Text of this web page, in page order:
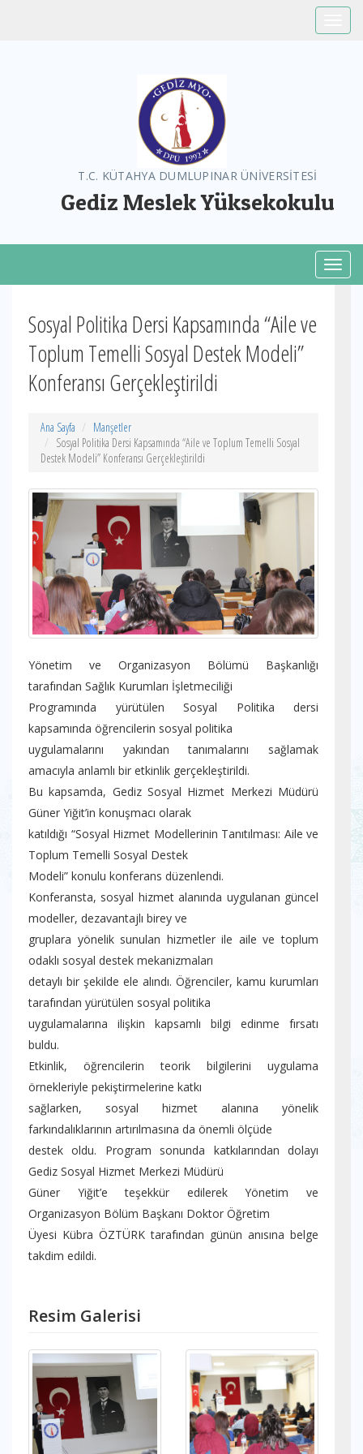
T.C. KÜTAHYA DUMLUPINAR ÜNİVERSİTESİ
Gediz Meslek Yüksekokulu
Sosyal Politika Dersi Kapsamında “Aile ve
Toplum Temelli Sosyal Destek Modeli”
Konferansı Gerçekleştirildi
Ana Sayfa
Manşetler
Sosyal Politika Dersi Kapsamında “Aile ve Toplum Temelli Sosyal
Destek Modeli” Konferansı Gerçekleştirildi
Yönetim ve Organizasyon Bölümü Başkanlığı
tarafından Sağlık Kurumları İşletmeciliği
Programında yürütülen Sosyal Politika dersi
kapsamında öğrencilerin sosyal politika
uygulamalarını yakından tanımalarını sağlamak
amacıyla anlamlı bir etkinlik gerçekleştirildi.
Bu kapsamda, Gediz Sosyal Hizmet Merkezi Müdürü
Güner Yiğit’in konuşmacı olarak
katıldığı “Sosyal Hizmet Modellerinin Tanıtılması: Aile ve
Toplum Temelli Sosyal Destek
Modeli” konulu konferans düzenlendi.
Konferansta, sosyal hizmet alanında uygulanan güncel
modeller, dezavantajlı birey ve
gruplara yönelik sunulan hizmetler ile aile ve toplum
odaklı sosyal destek mekanizmaları
detaylı bir şekilde ele alındı. Öğrenciler, kamu kurumları
tarafından yürütülen sosyal politika
uygulamalarına ilişkin kapsamlı bilgi edinme fırsatı
buldu.
Etkinlik, öğrencilerin teorik bilgilerini uygulama
örnekleriyle pekiştirmelerine katkı
sağlarken, sosyal hizmet alanına yönelik
farkındalıklarının artırılmasına da önemli ölçüde
destek oldu. Program sonunda katkılarından dolayı
Gediz Sosyal Hizmet Merkezi Müdürü
Güner Yiğit’e teşekkür edilerek Yönetim ve
Organizasyon Bölüm Başkanı Doktor Öğretim
Üyesi Kübra ÖZTÜRK tarafından günün anısına belge
takdim edildi.
Resim Galerisi